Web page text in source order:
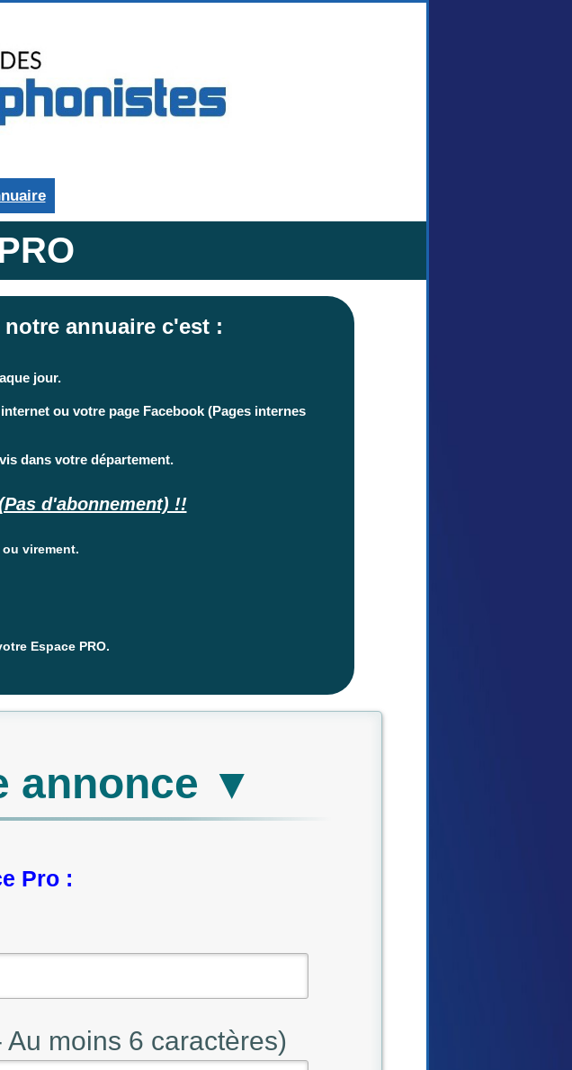
annuaire c'est :
jour.
ou votre page Facebook (Pages internes
dans votre département.
d'abonnement) !!
virement.
Espace PRO.
annonce ▼
Pro :
moins 6 caractères)